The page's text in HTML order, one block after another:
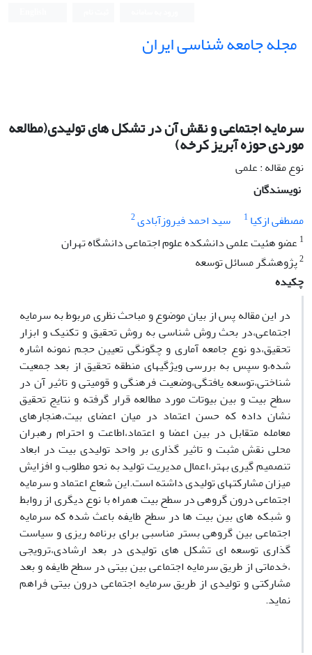
مجله جامعه شناسی ایران
سرمایه اجتماعی و نقش آن در تشکل های تولیدی(مطالعه
موردی حوزه آبریز کرخه)
نوع مقاله : علمی
نویسندگان
مصطفی ازکیا 1 سید احمد فیروزآبادی2
1 عضو هئیت علمی دانشکده علوم اجتماعی دانشگاه تهران
2پژوهشگر مسائل توسعه
چکیده
در این مقاله پس از بیان موضوع و مباحث نظری مربوط به سرمایه
اجتماعی،در بحث روش شناسی به روش تحقیق و تکنیک و ابزار
تحقیق،دو نوع جامعه آماری و چگونگی تعیین حجم نمونه اشاره
شده،و سپس به بررسی ویژگیهای منطقه تحقیق از بعد جمعیت
شناختی،توسعه یافتگی،وضعیت فرهنگی و قومیتی و تاثیر آن در
سطح بیت و بین بیوتات مورد مطالعه قرار گرفته و نتایج تحقیق
نشان داده که حسن اعتماد در میان اعضای بیت،هنجارهای
معامله متقابل در بین اعضا و اعتماد،اطاعت و احترام رهبران
محلی نقش مثبت و تاثیر گذاری بر واحد تولیدی بیت در ابعاد
تنصمیم گیری بهتر،اعمال مدیریت تولید به نحو مطلوب و افزایش
میزان مشارکتهای تولیدی داشته است.این شعاع اعتماد و سرمایه
اجتماعی درون گروهی در سطح بیت همراه با نوع دیگری از روابط
و شبکه های بین بیت ها در سطح طایفه باعث شده که سرمایه
اجتماعی بین گروهی بستر مناسبی برای برنامه ریزی و سیاست
گذاری توسعه ای تشکل های تولیدی در بعد ارشادی،ترویجی
،خدماتی از طریق سرمایه اجتماعی بین بیتی در سطح طایفه و بعد
مشارکتی و تولیدی از طریق سرمایه اجتماعی درون بیتی فراهم
نماید.